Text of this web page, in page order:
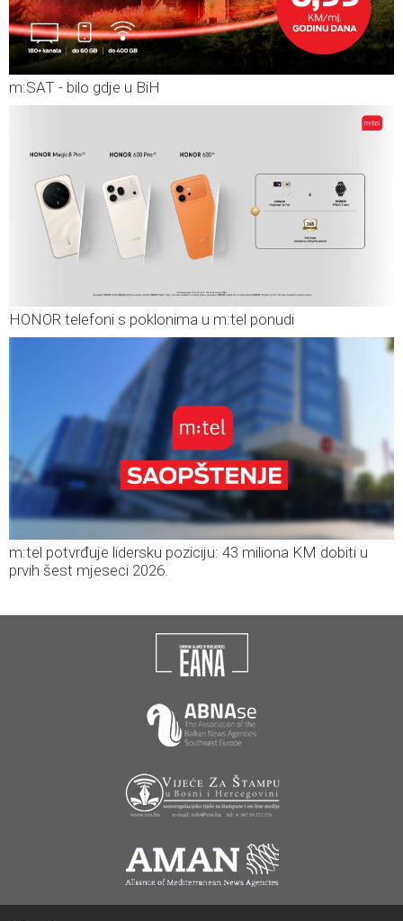
m:SAT - bilo gdje u BiH
HONOR telefoni s poklonima u m:tel ponudi
m:tel potvrđuje lidersku poziciju: 43 miliona KM dobiti u
prvih šest mjeseci 2026.